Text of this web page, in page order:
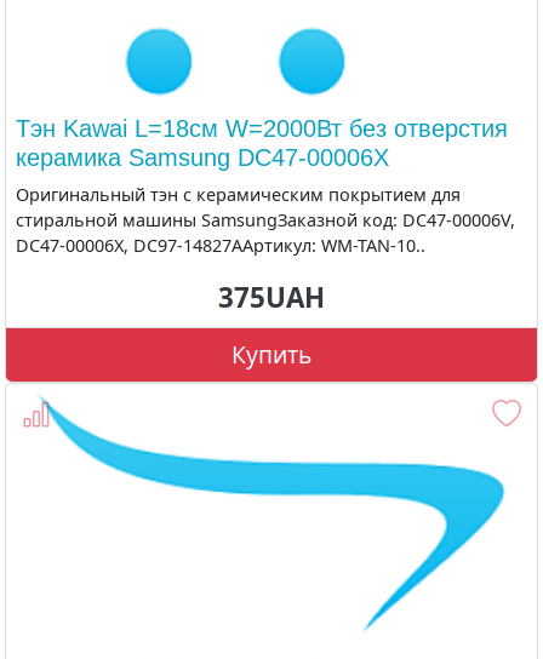
Тэн Kawai L=18см W=2000Вт без отверстия
керамика Samsung DC47-00006X
Оригинальный тэн с керамическим покрытием для
стиральной машины SamsungЗаказной код: DC47-00006V,
DC47-00006X, DC97-14827AАртикул: WM-TAN-10..
375UAH
Купить